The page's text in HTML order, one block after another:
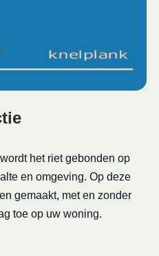
het riet gebonden op
en omgeving. Op deze
gemaakt, met en zonder
toe op uw woning.